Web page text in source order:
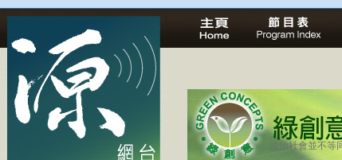
法治社會並不等